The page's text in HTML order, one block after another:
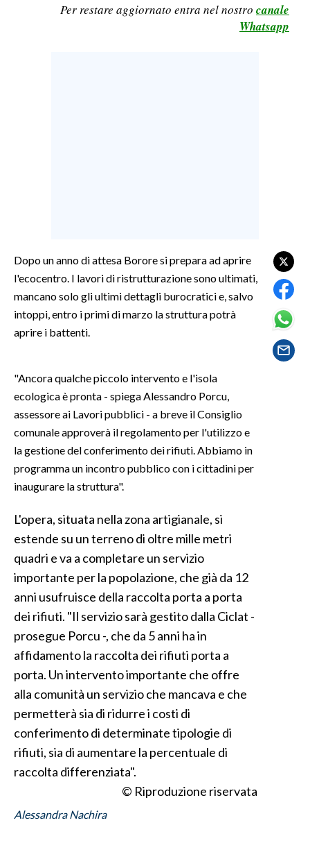
ALTRI SPORT
SALUTE
SARDI NEL MONDO
NOTIZIE
#CARAUNIONE
3 MINUTI CON
INSULARITÀ
INFO AZIENDE
ABBONATI
ANNUNCI
NECROLOGI
PUBBLICITÀ
Per restare aggiornato entra nel nostro canale
Whatsapp
Dopo un anno di attesa Borore si prepara ad aprire
l'ecocentro. I lavori di ristrutturazione sono ultimati,
mancano solo gli ultimi dettagli burocratici e, salvo
intoppi, entro i primi di marzo la struttura potrà
aprire i battenti.
"Ancora qualche piccolo intervento e l'isola
ecologica è pronta - spiega Alessandro Porcu,
assessore ai Lavori pubblici - a breve il Consiglio
comunale approverà il regolamento per l'utilizzo e
la gestione del conferimento dei rifiuti. Abbiamo in
programma un incontro pubblico con i cittadini per
inaugurare la struttura".
L'opera, situata nella zona artigianale, si
estende su un terreno di oltre mille metri
quadri e va a completare un servizio
importante per la popolazione, che già da 12
anni usufruisce della raccolta porta a porta
dei rifiuti. "Il servizio sarà gestito dalla Ciclat -
prosegue Porcu -, che da 5 anni ha in
affidamento la raccolta dei rifiuti porta a
porta. Un intervento importante che offre
alla comunità un servizio che mancava e che
permetterà sia di ridurre i costi di
conferimento di determinate tipologie di
rifiuti, sia di aumentare la percentuale di
raccolta differenziata".
© Riproduzione riservata
Alessandra Nachira